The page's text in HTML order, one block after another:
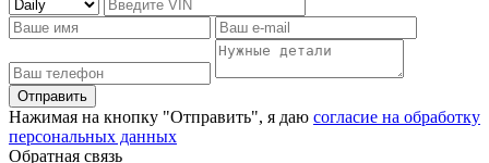
Отправить
Нажимая на кнопку "Отправить", я даю согласие на обработку
персональных данных
Обратная связь